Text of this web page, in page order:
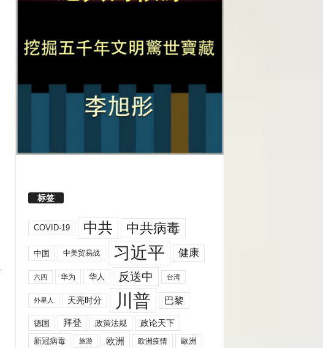
标签
COVID-19 中共 中共病毒
中国 中美贸易战 习近平 健康
六四 华为 华人 反送中 台湾
外星人 天亮时分 川普 巴黎
德国 拜登 政策法规
政论天下
新冠病毒
旅游 欧洲 欧洲疫情 歐洲